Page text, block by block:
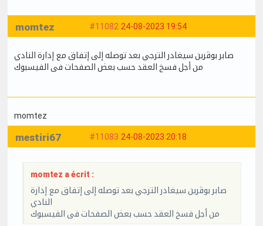
#11082 24-08-2023 19:54
momtez
صابر بوڨرين سيغادر الترجي بعد توصله إلى إتفاق مع إدارة النادي
من أجل فسخ العقد حسب بعض الصفحات فى الفيسبوك
momtez
#11083 24-08-2023 20:18
mestiri67
momtez a écrit :
صابر بوڨرين سيغادر الترجي بعد توصله إلى إتفاق مع إدارة
النادي
من أجل فسخ العقد حسب بعض الصفحات فى الفيسبوك